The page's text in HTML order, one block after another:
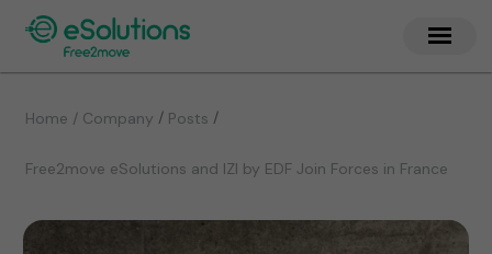
Home / Company / Posts /
Free2move eSolutions and IZI by EDF Join Forces in France